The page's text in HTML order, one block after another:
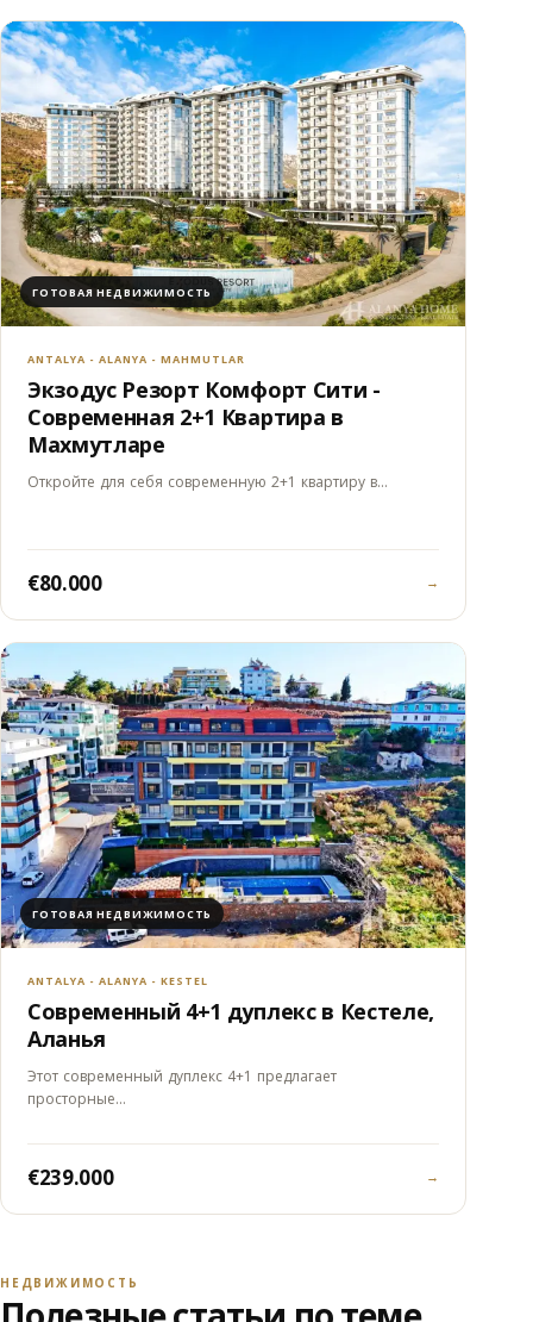
ГОТОВАЯ НЕДВИЖИМОСТЬ
ANTALYA - ALANYA - MAHMUTLAR
Экзодус Резорт Комфорт Сити -
Современная 2+1 Квартира в
Махмутларе
Откройте для себя современную 2+1 квартиру в…
€80.000 →
ГОТОВАЯ НЕДВИЖИМОСТЬ
ANTALYA - ALANYA - KESTEL
Современный 4+1 дуплекс в Кестеле,
Аланья
Этот современный дуплекс 4+1 предлагает
просторные…
€239.000 →
НЕДВИЖИМОСТЬ